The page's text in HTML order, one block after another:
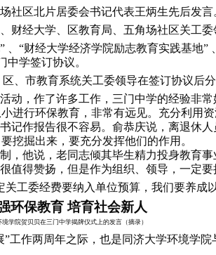
社区北片居委会书记代表王炳生先后发言
财经大学、区教育局、五角场社区关工委
、“财经大学经济学院励志教育实践基地”
中学签订协议。
、市教育系统关工委领导在签订协议后
动，作了许多工作，三门中学的经验非
进行环保教育，非常有远见。充分利用
记作报告很不容易。俞恭庆说，离退休
挖掘出来，要充分发挥他们的作用。
，他说，老同志倾其毕生精力投身教育
值得赞扬，但是作为组织、领导，一定
关工委经费要纳入单位预算，我们要养成
环保教育 培育社会新人
学院贺贝贝在三门中学揭牌仪式上的发言（摘录）
工作两周年之际，也是同济大学环境学院